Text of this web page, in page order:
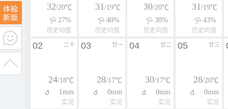
32/20℃
27%
历史均值
31/19℃
40%
历史均值
30/20℃
30%
历史均值
31/19℃
43%
历史均值
二十
02
24/18℃
1mm
实况
廿一
03
28/17℃
0mm
实况
廿二
04
30/17℃
0mm
实况
廿三
05
28/20℃
0mm
实况